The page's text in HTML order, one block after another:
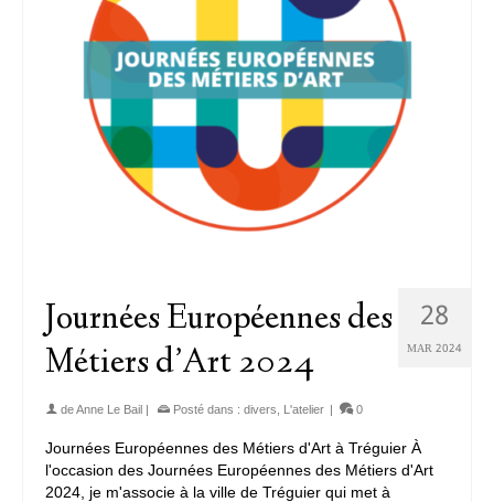
28
MAR 2024
Journées Européennes des
Métiers d’Art 2024
deAnne Le Bail | Posté dans : divers L'atelier | 0
Journées Européennes des Métiers d'Art à Tréguier À
l'occasion des Journées Européennes des Métiers d'Art
2024, je m'associe à la ville de Tréguier qui met à